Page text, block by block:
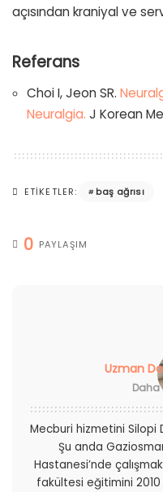
açısından kraniyal ve
Referans
Choi I, Jeon SR.
Neuralgia. J Korean
ETIKETLER: baş ağrısı
0 PAYLAŞIM
Uzman
Daha
Mecburi hizmetini Silopi
Şu anda
Hastanesi’nde
fakültesi eğitimini